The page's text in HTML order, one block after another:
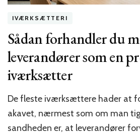
IVÆRKSÆTTERI
Sådan forhandler du
leverandører som en
iværksætter
De fleste iværksættere hader at
akavet, nærmest som om man
sandheden er, at leverandører